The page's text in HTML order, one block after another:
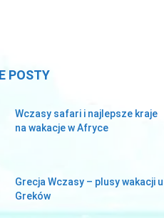
POSTY
Wczasy safari i najlepsze kraje
na wakacje w Afryce
Grecja Wczasy – plusy wakacji u
Greków